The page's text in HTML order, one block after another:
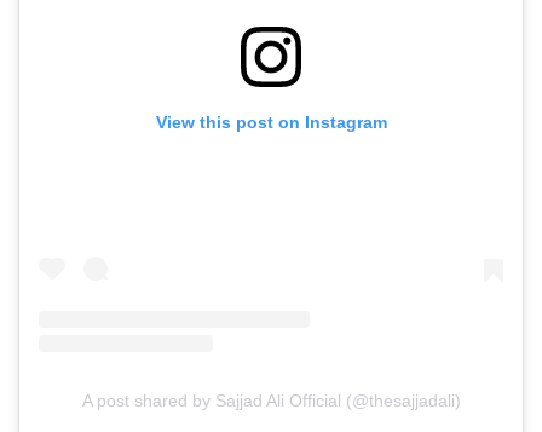
View this post on Instagram
A post shared by Sajjad Ali Official (@thesajjadali)